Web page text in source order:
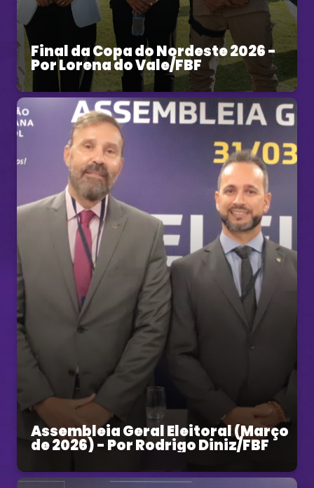
Final da Copa do Nordeste 2026 -
Por Lorena do Vale/FBF
Assembleia Geral Eleitoral (Março
de 2026) - Por Rodrigo Diniz/FBF